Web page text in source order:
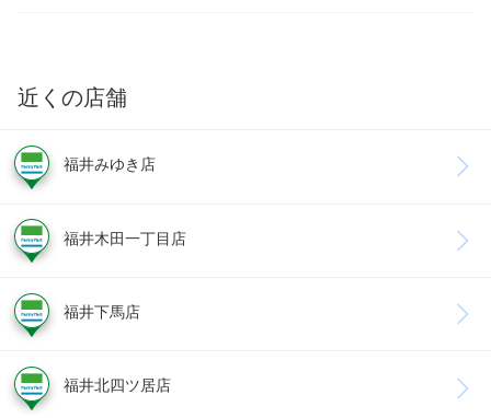
近くの店舗
福井みゆき店
福井木田一丁目店
福井下馬店
福井北四ツ居店